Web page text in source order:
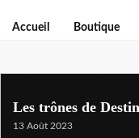
Accueil Boutique
Les trônes de
13 Août 2023